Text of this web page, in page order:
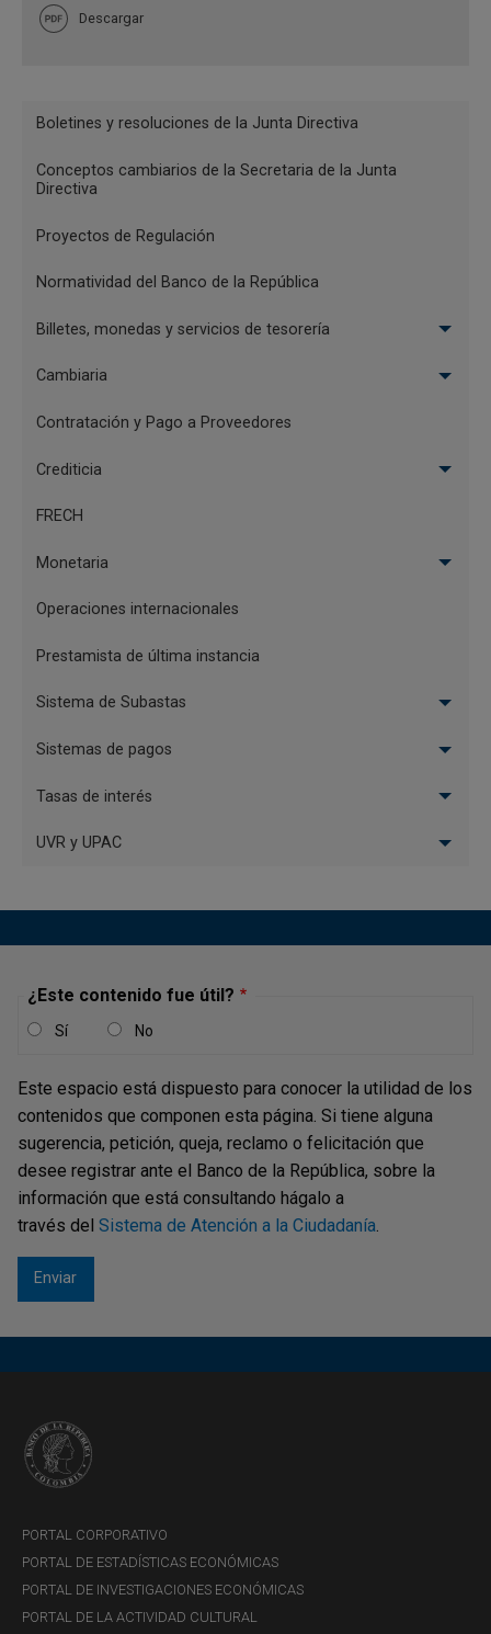
Descargar
Menu
Boletines y resoluciones de la Junta Directiva
Conceptos cambiarios de la Secretaria de la Junta
Directiva
Proyectos de Regulación
Normatividad del Banco de la República
Billetes, monedas y servicios de tesorería
Cambiaria
Contratación y Pago a Proveedores
Crediticia
FRECH
Monetaria
Operaciones internacionales
Prestamista de última instancia
Sistema de Subastas
Sistemas de pagos
Tasas de interés
UVR y UPAC
¿Este contenido fue útil?
Sí No
Este espacio está dispuesto para conocer la utilidad de los
contenidos que componen esta página. Si tiene alguna
sugerencia, petición, queja, reclamo o felicitación que
desee registrar ante el Banco de la República, sobre la
información que está consultando hágalo a
través del Sistema de Atención a la Ciudadanía.
PORTAL CORPORATIVO
PORTAL DE ESTADÍSTICAS ECONÓMICAS
PORTAL DE INVESTIGACIONES ECONÓMICAS
PORTAL DE LA ACTIVIDAD CULTURAL